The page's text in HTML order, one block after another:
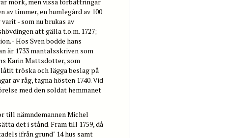
av timmer, en humlegård av 100
- som nu brukas av
att gälla t.o.m. 1727;
- Hos Sven bodde hans
är 1733 mantalsskriven som
Karin Mattsdotter, som
tröska och lägga beslag på
av råg, tagna hösten 1740. Vid
med den soldat hemmanet
till nämndemannen Michel
det i stånd. Fram till 1759, då
ifrån grund" 14 hus samt